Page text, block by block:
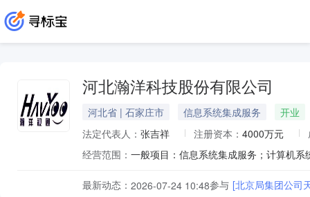
河北瀚洋科技股份有限公司
河北省 | 石家庄市 信息系统集成服务
开业
法定代表人： 张吉祥 注册资本： 4000万元
经营范围：
最新动态： 2026-07-24 10:48参与 [北京局集团公司